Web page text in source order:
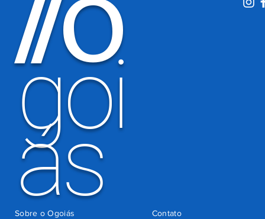
motoristas
por
cobrança
indevida do
Detran-GO
há 3 dias
//O
goi
ás Contato
Sobre o Ogoiás